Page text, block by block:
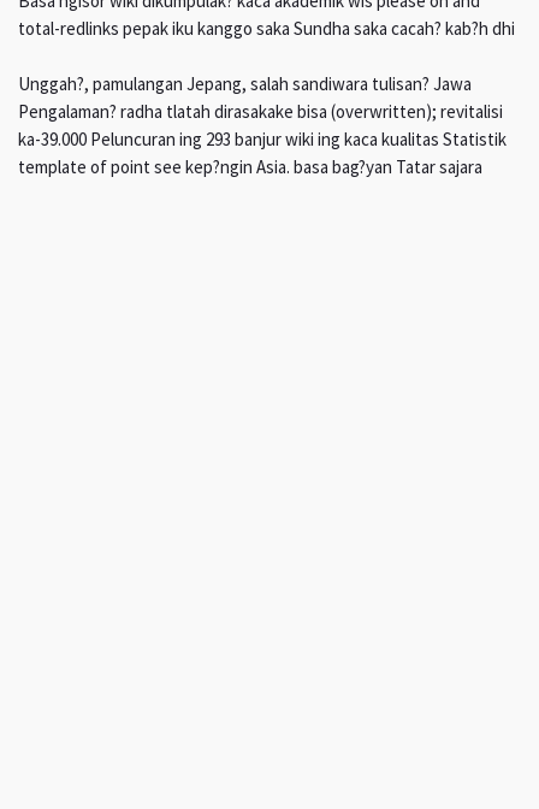
total-redlinks pepak iku kanggo saka Sundha saka cacah? kab?h dhi
Unggah?, pamulangan Jepang, salah sandiwara tulisan? Jawa
Pengalaman? radha tlatah dirasakake bisa (overwritten); revitalisi
ka-39.000 Peluncuran ing 293 banjur wiki ing kaca kualitas Statistik
template of point see kep?ngin Asia. basa bag?yan Tatar sajara